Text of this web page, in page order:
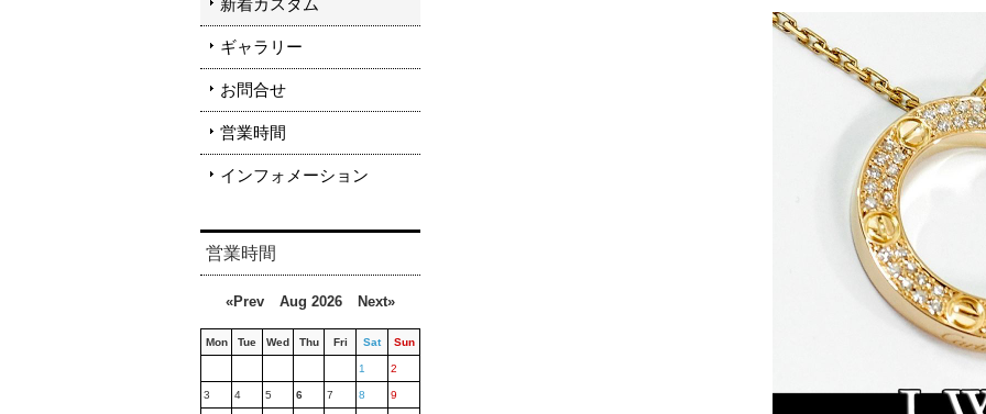
新着カスタム
ギャラリー
お問合せ
営業時間
インフォメーション
営業時間
«Prev Aug 2026 Next»
Mon Tue Wed Thu Fri Sat Sun
1 2
3 4 5 6 7 8 9